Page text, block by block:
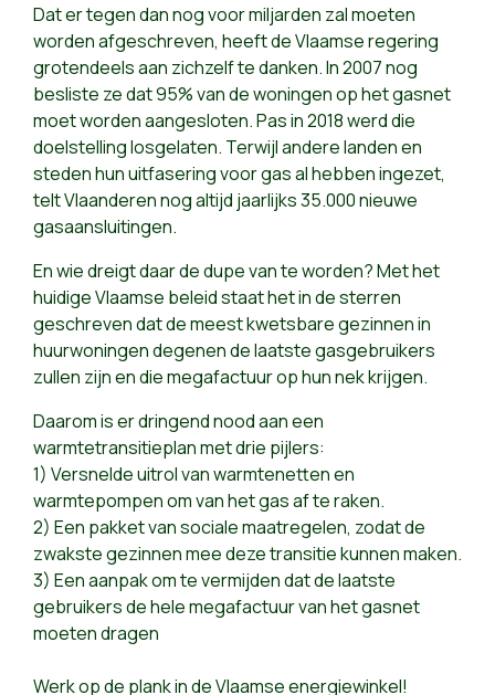
Dat er tegen dan nog voor miljarden zal moeten
worden afgeschreven, heeft de Vlaamse regering
grotendeels aan zichzelf te danken. In 2007 nog
besliste ze dat 95% van de woningen op het gasnet
moet worden aangesloten. Pas in 2018 werd die
doelstelling losgelaten. Terwijl andere landen en
steden hun uitfasering voor gas al hebben ingezet,
telt Vlaanderen nog altijd jaarlijks 35.000 nieuwe
gasaansluitingen.
En wie dreigt daar de dupe van te worden? Met het
huidige Vlaamse beleid staat het in de sterren
geschreven dat de meest kwetsbare gezinnen in
huurwoningen degenen de laatste gasgebruikers
zullen zijn en die megafactuur op hun nek krijgen.
Daarom is er dringend nood aan een
warmtetransitieplan met drie pijlers:
1) Versnelde uitrol van warmtenetten en
warmtepompen om van het gas af te raken.
2) Een pakket van sociale maatregelen, zodat de
zwakste gezinnen mee deze transitie kunnen maken.
3) Een aanpak om te vermijden dat de laatste
gebruikers de hele megafactuur van het gasnet
moeten dragen
Werk op de plank in de Vlaamse energiewinkel!